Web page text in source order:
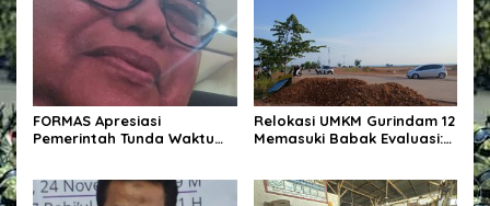
FORMAS Apresiasi
Pemerintah Tunda Waktu
Relokasi UMKM Gurindam 12
Memasuki Babak Evaluasi: